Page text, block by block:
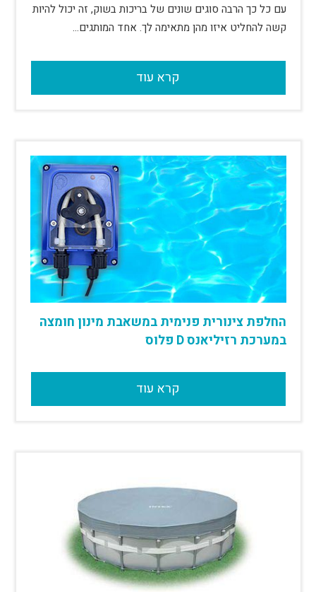
עם כל כך הרבה סוגים שונים של בריכות בשוק, זה יכול להיות
קשה להחליט איזו מהן מתאימה לך. אחד המותגים…
קרא עוד
החלפת צינורית פנימית במשאבת מינון חומצה
במערכת רזיליאנס D פלוס
קרא עוד